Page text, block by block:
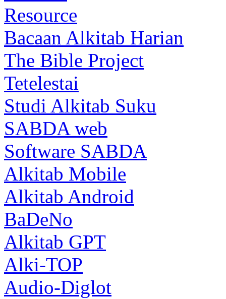
Resource
Bacaan Alkitab Harian
The Bible Project
Tetelestai
Studi Alkitab Suku
SABDA web
Software SABDA
Alkitab Mobile
Alkitab Android
BaDeNo
Alkitab GPT
Alki-TOP
Audio-Diglot